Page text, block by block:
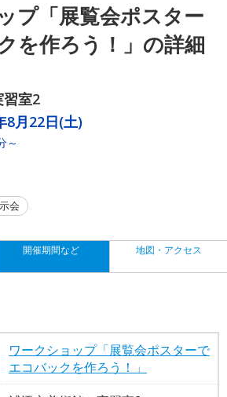
プ「展覧会ポスター
を作ろう！」の詳細
室2
8月22日(土)
～
会
開催期間など 地図・アクセス
ワークショップ「展覧会ポスターで
エコバックを作ろう！」